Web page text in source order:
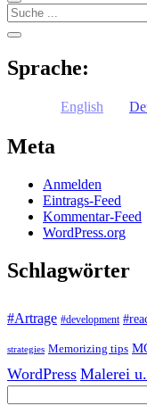
Suchen
Sidebar
Seitenleiste
Sprache:
English
Meta
Anmelden
Eintrags-Feed
Kommentar-Feed
WordPress.org
Schlagwörter
#Artrage #development
strategies Memorizing tips
WordPress Malerei